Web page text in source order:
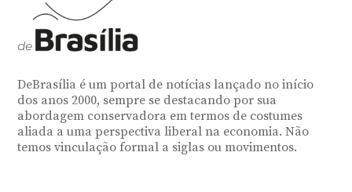
DeBrasília é um portal de notícias lançado no início
dos anos 2000, sempre se destacando por sua
abordagem conservadora em termos de costumes
aliada a uma perspectiva liberal na economia. Não
temos vinculação formal a siglas ou movimentos.